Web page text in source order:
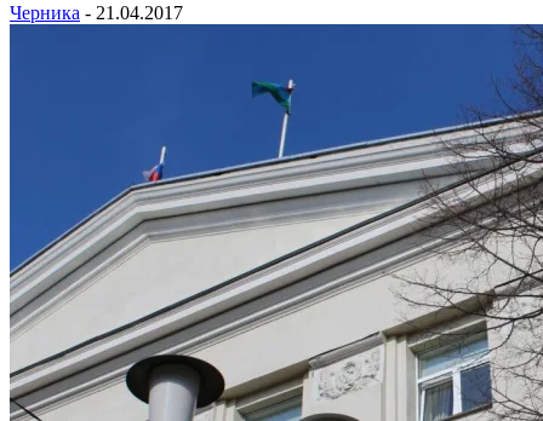
Черника - 21.04.2017